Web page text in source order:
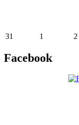
31 1 2
Facebook